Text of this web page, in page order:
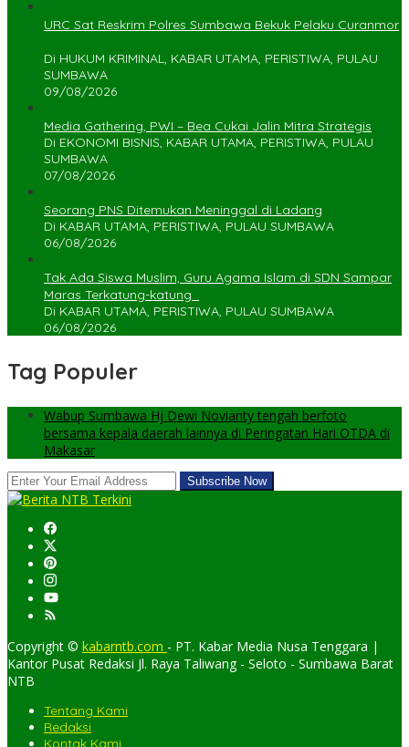
URC Sat Reskrim Polres Sumbawa Bekuk Pelaku Curanmor
Di HUKUM KRIMINAL, KABAR UTAMA, PERISTIWA, PULAU
SUMBAWA
09/08/2026
Media Gathering, PWI – Bea Cukai Jalin Mitra Strategis
Di EKONOMI BISNIS, KABAR UTAMA, PERISTIWA, PULAU
SUMBAWA
07/08/2026
Seorang PNS Ditemukan Meninggal di Ladang
Di KABAR UTAMA, PERISTIWA, PULAU SUMBAWA
06/08/2026
Tak Ada Siswa Muslim, Guru Agama Islam di SDN Sampar
Maras Terkatung-katung ‎
Di KABAR UTAMA, PERISTIWA, PULAU SUMBAWA
06/08/2026
Tag Populer
Wabup Sumbawa Hj Dewi Novianty tengah berfoto
bersama kepala daerah lainnya di Peringatan Hari OTDA di
Makasar
Copyright © kabarntb.com - PT. Kabar Media Nusa Tenggara |
Kantor Pusat Redaksi Jl. Raya Taliwang - Seloto - Sumbawa Barat
NTB
Tentang Kami
Redaksi
Kontak Kami